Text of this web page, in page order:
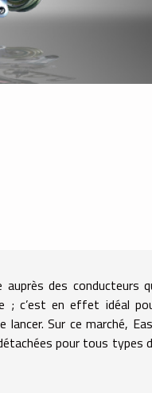
des conducteurs
; c’est en effet idéal
Sur ce marché,
pour tous types